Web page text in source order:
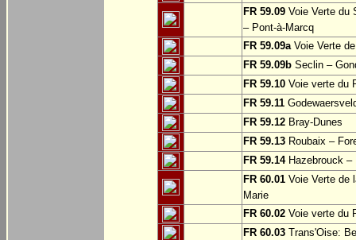
FR 59.09 Voie Verte du
– Pont-à-Marcq
FR 59.09aVoie Verte
FR 59.09b Seclin –
FR 59.10 Voie verte du
FR 59.11
FR 59.12 Bray-Dunes
FR 59.13 Roubaix –
FR 59.14Hazebrouck –
FR 60.01 Voie Verte de
Marie
FR 60.02 Voie verte du
FR 60.03 Trans'Oise: